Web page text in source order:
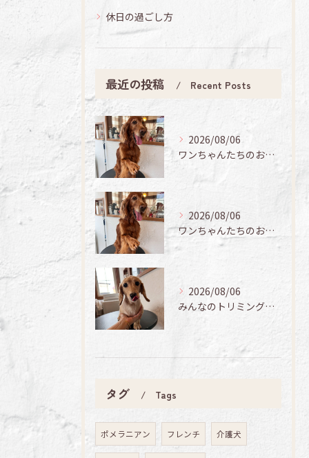
休日の過ごし方
最近の投稿 Recent Posts
2026/08/06
ワンちゃんたちのお手入れ日記🐶✨
2026/08/06
ワンちゃんたちのお手入れ日記🐶✨
2026/08/06
みんなのトリミング日記🌟
タグ Tags
ポメラニアン フレンチ 介護犬